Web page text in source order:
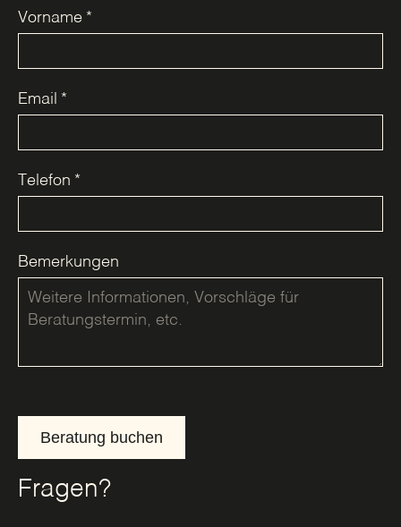
Vorname *
Email *
Telefon *
Bemerkungen
Beratung buchen
Fragen?